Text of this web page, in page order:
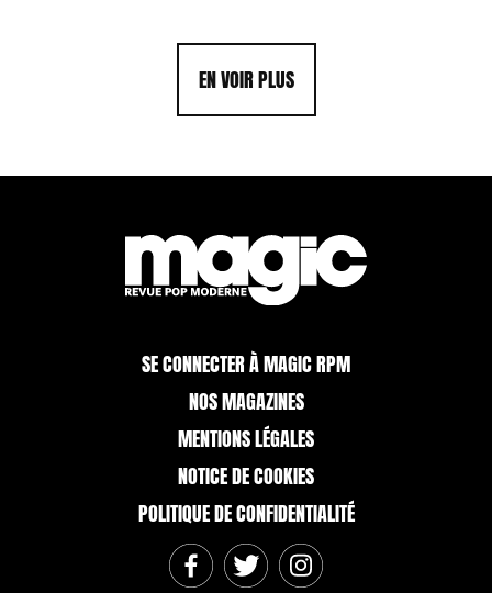
EN VOIR PLUS
SE CONNECTER À MAGIC RPM
NOS MAGAZINES
MENTIONS LÉGALES
NOTICE DE COOKIES
POLITIQUE DE CONFIDENTIALITÉ